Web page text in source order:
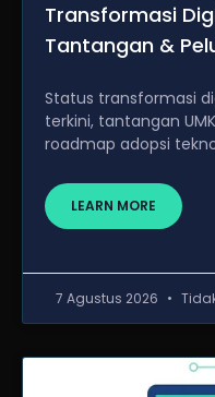
Transformasi
Tantangan &
Status transformasi
terkini, tantangan
roadmap adopsi
LEARN MORE
7 Agustus 2026